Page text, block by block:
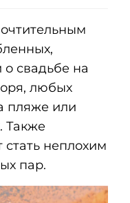
о свадьбе на
любых
пляже или
Также
неплохим
пар.